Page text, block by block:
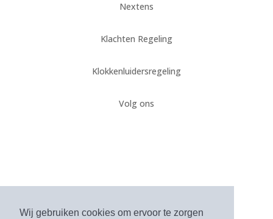
Nextens
Klachten Regeling
Klokkenluidersregeling
Volg ons
Wij gebruiken cookies om ervoor te zorgen